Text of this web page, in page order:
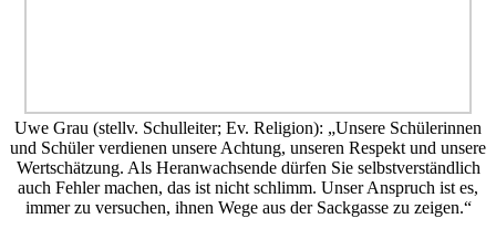
Uwe Grau (stellv. Schulleiter; Ev. Religion): „Unsere Schülerinnen
und Schüler verdienen unsere Achtung, unseren Respekt und unsere
Wertschätzung. Als Heranwachsende dürfen Sie selbstverständlich
auch Fehler machen, das ist nicht schlimm. Unser Anspruch ist es,
immer zu versuchen, ihnen Wege aus der Sackgasse zu zeigen.“